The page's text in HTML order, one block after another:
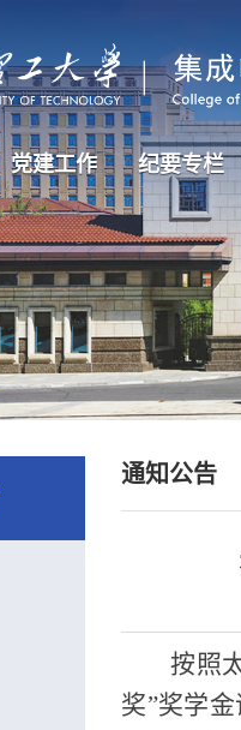
党建工作 纪要专栏
通知公告
按照
奖”奖学